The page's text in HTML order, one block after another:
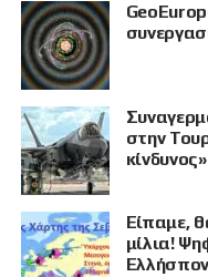
στην
Είπαμε,
μίλια!